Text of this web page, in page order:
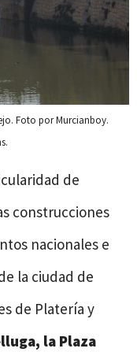
Foto por Murcianboy.
de
construcciones
nacionales e
la ciudad de
de Platería y
la Plaza